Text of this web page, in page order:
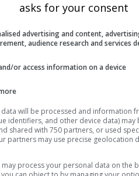
asks for your consent
advertising and content,
audience research and services
or access information on a device
will be processed and information
identifiers, and other device data) may
shared with 750 partners, or used
partners may use precise geolocation
may process your personal data on the